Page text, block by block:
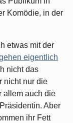
Komödie, in der
etwas mit der
eigentlich
nicht das
nicht nur die
allem auch die
Aber
ihr Fett